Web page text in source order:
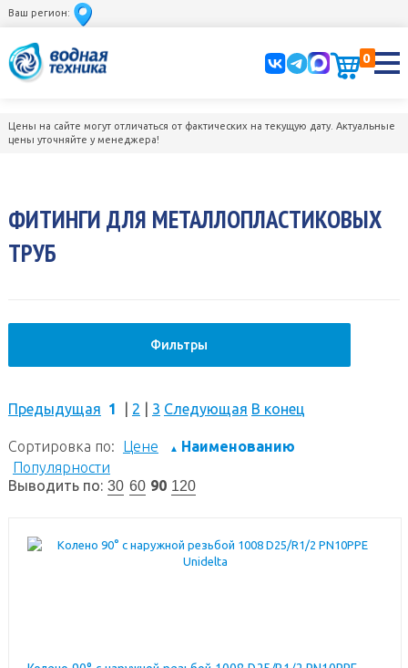
Ваш регион:
0
Цены на сайте могут отличаться от фактических на текущую дату. Актуальные
цены уточняйте у менеджера!
ФИТИНГИ ДЛЯ МЕТАЛЛОПЛАСТИКОВЫХ
ТРУБ
Фильтры
Предыдущая 1 2 3 Следующая В конец
Сортировка по: Цене ▲ Наименованию
Популярности
Выводить по: 30 60 90 120